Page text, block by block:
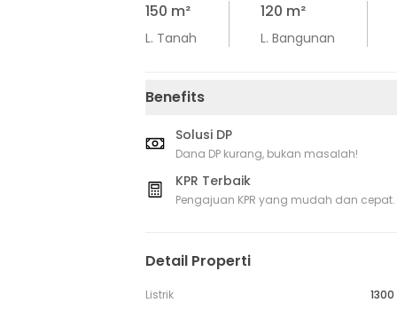
150 m²
L. Tanah
120 m²
L. Bangunan
Benefits
Solusi DP
Dana DP kurang, bukan masalah!
KPR Terbaik
Pengajuan KPR yang mudah dan cepat.
Detail Properti
Listrik